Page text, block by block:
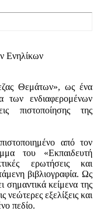
Ενηλίκων
Θεμάτων», ως ένα
των ενδιαφερομένων
πιστοποίησης της
από τον
του «Εκπαιδευτή
ερωτήσεις και
βιβλιογραφία. Ως
σημαντικά κείμενα της
εξελίξεις και
πεδίο.